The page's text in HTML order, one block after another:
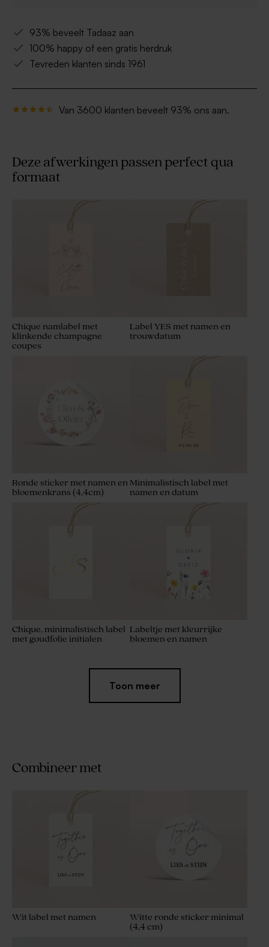
93% beveelt Tadaaz aan
100% happy of een gratis herdruk
Tevreden klanten sinds 1961
Van 3600 klanten beveelt 93% ons aan.
Deze afwerkingen passen perfect qua
formaat
Chique namlabel met
klinkende champagne
coupes
Label YES met namen en
trouwdatum
Ronde sticker met namen en
bloemenkrans (4,4cm)
Minimalistisch label met
namen en datum
Chique, minimalistisch label
met goudfolie initialen
Labeltje met kleurrijke
bloemen en namen
Roestbruine ronde sticker
Toon meer
Combineer met
Wit label met namen
Witte ronde sticker minimal
(4,4 cm)